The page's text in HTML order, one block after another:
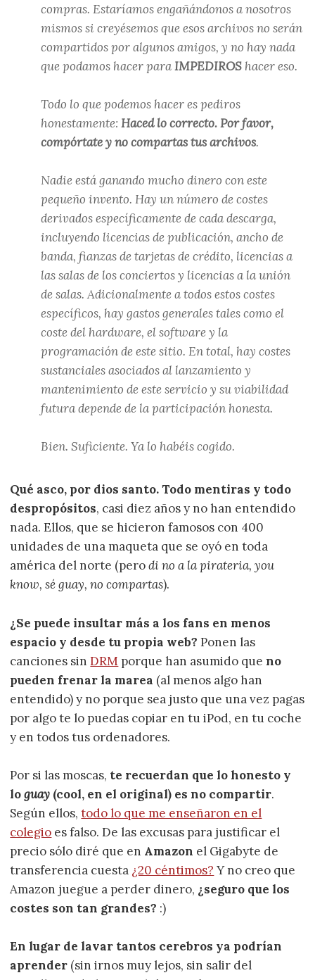
compras. Estaríamos engañándonos a nosotros
mismos si creyésemos que esos archivos no serán
compartidos por algunos amigos, y no hay nada
que podamos hacer paraIMPEDIROS hacer eso.
Todo lo que podemos hacer es pediros
honestamente:Haced lo correcto. Por favor,
compórtate y no compartas tus archivos.
Nadie está ganando mucho dinero con este
pequeño invento. Hay un número de costes
derivados específicamente de cada descarga,
incluyendo licencias de publicación, ancho de
banda, fianzas de tarjetas de crédito, licencias a
las salas de los conciertos y licencias a la unión
de salas. Adicionalmente a todos estos costes
específicos, hay gastos generales tales como el
coste del hardware, el software y la
programación de este sitio. En total, hay costes
sustanciales asociados al lanzamiento y
mantenimiento de este servicio y su viabilidad
futura depende de la participación honesta.
Bien. Suficiente. Ya lo habéis cogido.
Qué asco, por dios santo. Todo mentiras y todo
despropósitos, casi diez años y no han entendido
nada. Ellos, que se hicieron famosos con 400
unidades de una maqueta que se oyó en toda
américa del norte (perodi no a la pirateria, you
know, sé guay, no compartas).
¿Se puede insultar más a los fans en menos
espacio y desde tu propia web? Ponen las
canciones sinDRM porque han asumido queno
pueden frenar la marea (al menos algo han
entendido) y no porque sea justo que una vez pagas
por algo te lo puedas copiar en tu iPod, en tu coche
y en todos tus ordenadores.
Por si las moscas, te recuerdan que lo honesto y
loguay (cool, en el original) es no compartir.
Según ellos,todo lo que me enseñaron en el
colegio es falso. De las excusas para justificar el
precio sólo diré que en Amazon el Gigabyte de
transferencia cuesta ¿20 céntimos? Y no creo que
Amazon juegue a perder dinero, ¿seguro que los
costes son tan grandes? :)
En lugar de lavar tantos cerebros ya podrían
aprender (sin irnos muy lejos, sin salir del